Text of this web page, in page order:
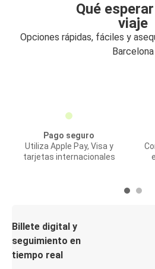
Qué
viaje
Opciones rápidas, fáciles y
Barcelona
Pago seguro
Utiliza Apple Pay, Visa y
tarjetas internacionales
Billete digital y
seguimiento en
tiempo real